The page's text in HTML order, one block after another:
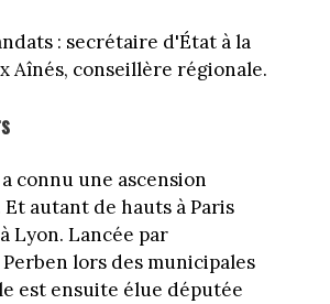
: secrétaire d'État à la
Aînés, conseillère régionale.
connu une ascension
autant de hauts à Paris
Lyon. Lancée par
lors des municipales
est ensuite élue députée